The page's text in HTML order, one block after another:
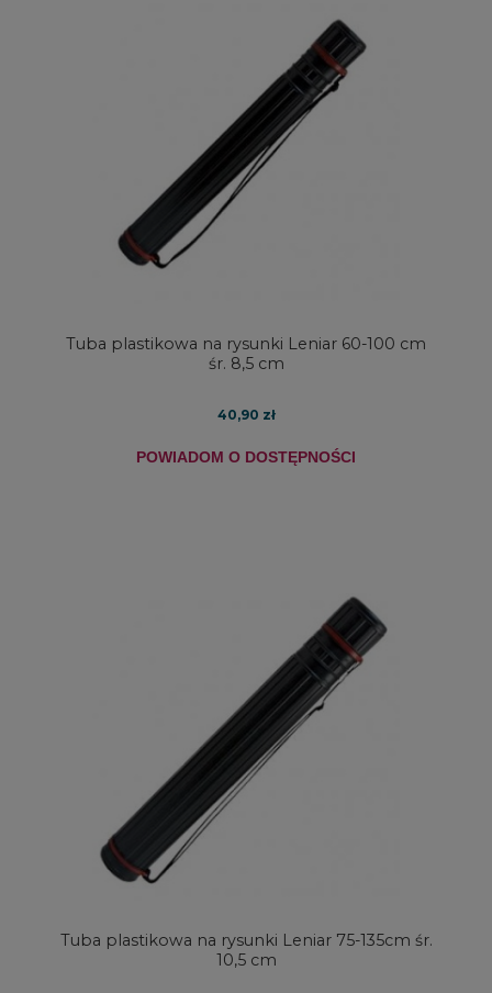
Tuba plastikowa na rysunki Leniar 60-100 cm
śr. 8,5 cm
40,90 zł
POWIADOM O DOSTĘPNOŚCI
Tuba plastikowa na rysunki Leniar 75-135cm śr.
10,5 cm